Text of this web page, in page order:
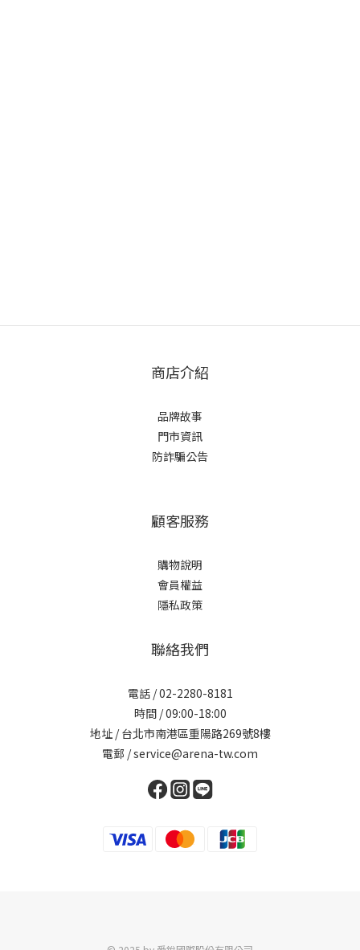
商店介紹
品牌故事
門市資訊
防詐騙公告
顧客服務
購物說明
會員權益
隱私政策
聯絡我們
電話 / 02-2280-8181
時間 / 09:00-18:00
地址 / 台北市南港區重陽路269號8樓
電郵 / service@arena-tw.com